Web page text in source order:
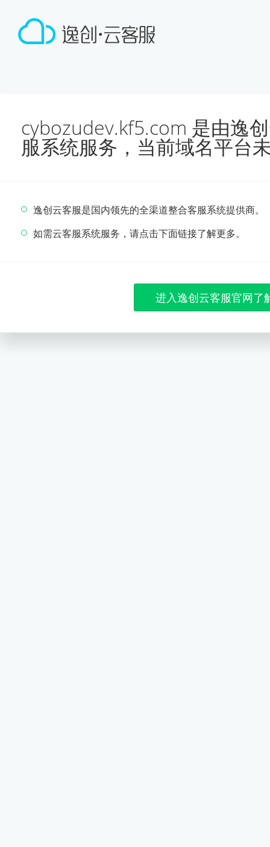
cybozudev.kf5.com 是由逸
服系统服务，当前域名平台
逸创云客服是国内领先的全渠道整合客服系统提供商。
如需云客服系统服务，请点击下面链接了解更多。
进入逸创云客服官网了